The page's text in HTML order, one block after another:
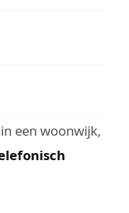
een woonwijk,